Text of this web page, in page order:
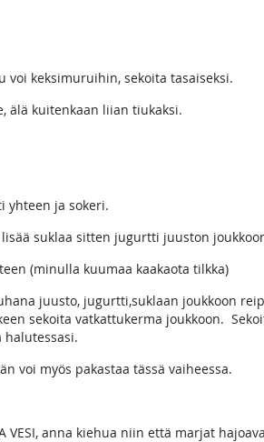
voi keksimuruihin, sekoita tasaiseksi.
älä kuitenkaan liian tiukaksi.
yhteen ja sokeri.
suklaa sitten jugurtti juuston
(minulla kuumaa kaakaota tilkka)
juusto, jugurtti,suklaan joukkoon
sekoita vatkattukerma joukkoon.
halutessasi.
voi myös pakastaa tässä vaiheessa.
JA VESI, anna kiehua niin että marjat